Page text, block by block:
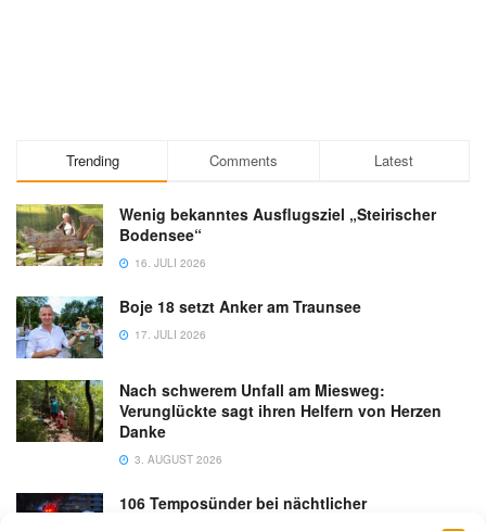
Trending Comments Latest
Wenig bekanntes Ausflugsziel „Steirischer
Bodensee“
16. JULI 2026
Boje 18 setzt Anker am Traunsee
17. JULI 2026
Nach schwerem Unfall am Miesweg:
Verunglückte sagt ihren Helfern von Herzen
Danke
3. AUGUST 2026
106 Temposünder bei nächtlicher